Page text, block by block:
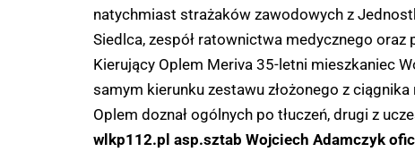
natychmiast strażaków zawodowych z
Siedlca, zespół ratownictwa medycznego oraz
Kierujący Oplem Meriva 35-letni mieszkaniec
samym kierunku zestawu złożonego z
Oplem doznał ogólnych po tłuczeń, drugi z
wlkp112.pl asp.sztab Wojciech Adamczyk